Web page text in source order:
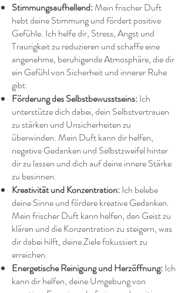
Stimmungsaufhellend:Mein frischer Duft
hebt deine Stimmung und fördert positive
Gefühle. Ich helfe dir, Stress, Angst und
Traurigkeit zu reduzieren und schaffe eine
angenehme, beruhigende Atmosphäre, die dir
ein Gefühl von Sicherheit und innerer Ruhe
gibt.
Förderung des Selbstbewusstseins:Ich
unterstütze dich dabei, dein Selbstvertrauen
zu stärken und Unsicherheiten zu
überwinden. Mein Duft kann dir helfen,
negative Gedanken und Selbstzweifel hinter
dir zu lassen und dich auf deine innere Stärke
zu besinnen.
Kreativität und Konzentration:Ich belebe
deine Sinne und fördere kreative Gedanken.
Mein frischer Duft kann helfen, den Geist zu
klären und die Konzentration zu steigern, was
dir dabei hilft, deine Ziele fokussiert zu
erreichen.
Energetische Reinigung und Herzöffnung:Ich
kann dir helfen, deine Umgebung von